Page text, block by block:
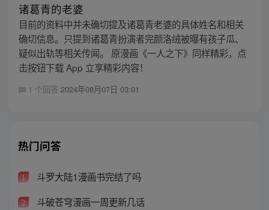
诸葛青的老婆
目前的资料中并未确切提及诸葛青老婆的具体姓名和相关
确切信息。只提到诸葛青扮演者完颜洛绒被曝有孩子瓜、
疑似出轨等相关传闻。 原漫画《一人之下》同样精彩，点
击按钮下载 App 立享精彩内容！
1 个回答 2024年08月07日 03:01
热门问答
1 斗罗大陆1漫画书完结了吗
2 斗破苍穹漫画一周更新几话